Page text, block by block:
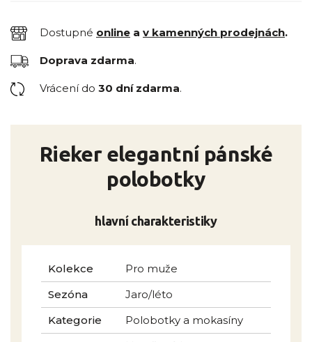
Dostupné online a v kamenných prodejnách.
Doprava zdarma.
Vrácení do 30 dní zdarma.
Rieker elegantní pánské
polobotky
hlavní charakteristiky
Kolekce
Pro muže
Sezóna
Jaro/léto
Kategorie
Polobotky a mokasíny